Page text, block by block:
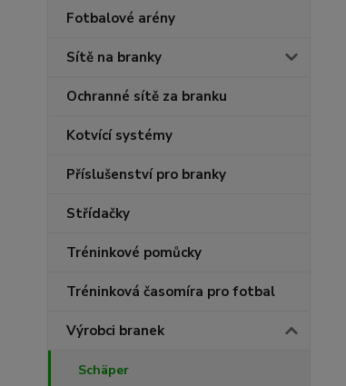
Fotbalové arény
Sítě na branky
Ochranné sítě za branku
Kotvící systémy
Příslušenství pro branky
Střídačky
Tréninkové pomůcky
Tréninková časomíra pro fotbal
Výrobci branek
Schäper